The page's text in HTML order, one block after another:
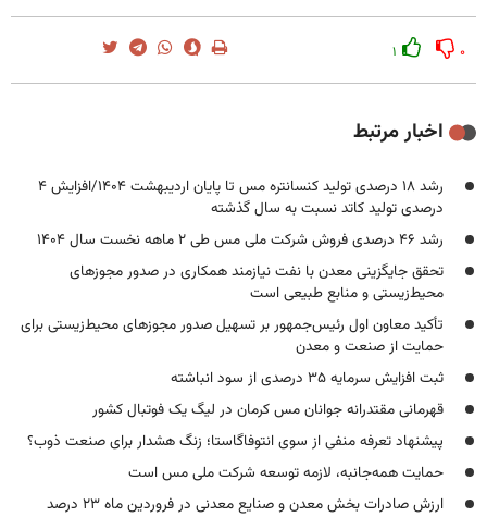
۰ ۱
اخبار مرتبط
رشد ۱۸ درصدی تولید کنسانتره مس تا پایان اردیبهشت ۱۴۰۴/افزایش ۴
درصدی تولید کاتد نسبت به سال گذشته
رشد ۴۶ درصدی فروش شرکت ملی مس طی ۲ ماهه نخست سال ۱۴۰۴
تحقق جایگزینی معدن با نفت نیازمند همکاری در صدور مجوزهای
محیط‌زیستی و منابع طبیعی است
تأکید معاون اول رئیس‌جمهور بر تسهیل صدور مجوزهای محیط‌زیستی برای
حمایت از صنعت و معدن
ثبت افزایش سرمایه ۳۵ درصدی از سود انباشته
قهرمانی مقتدرانه جوانان مس کرمان در لیگ یک فوتبال کشور
پیشنهاد تعرفه منفی از سوی انتوفاگاستا؛ زنگ هشدار برای صنعت ذوب؟
حمایت همه‌جانبه، لازمه توسعه شرکت ملی مس است
ارزش صادرات بخش معدن و صنایع معدنی در فروردین ماه ۲۳ درصد